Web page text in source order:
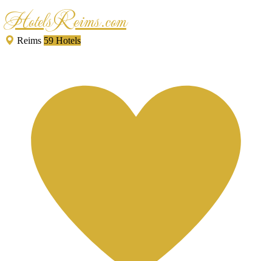
HotelsReims.com
Reims 59 Hotels